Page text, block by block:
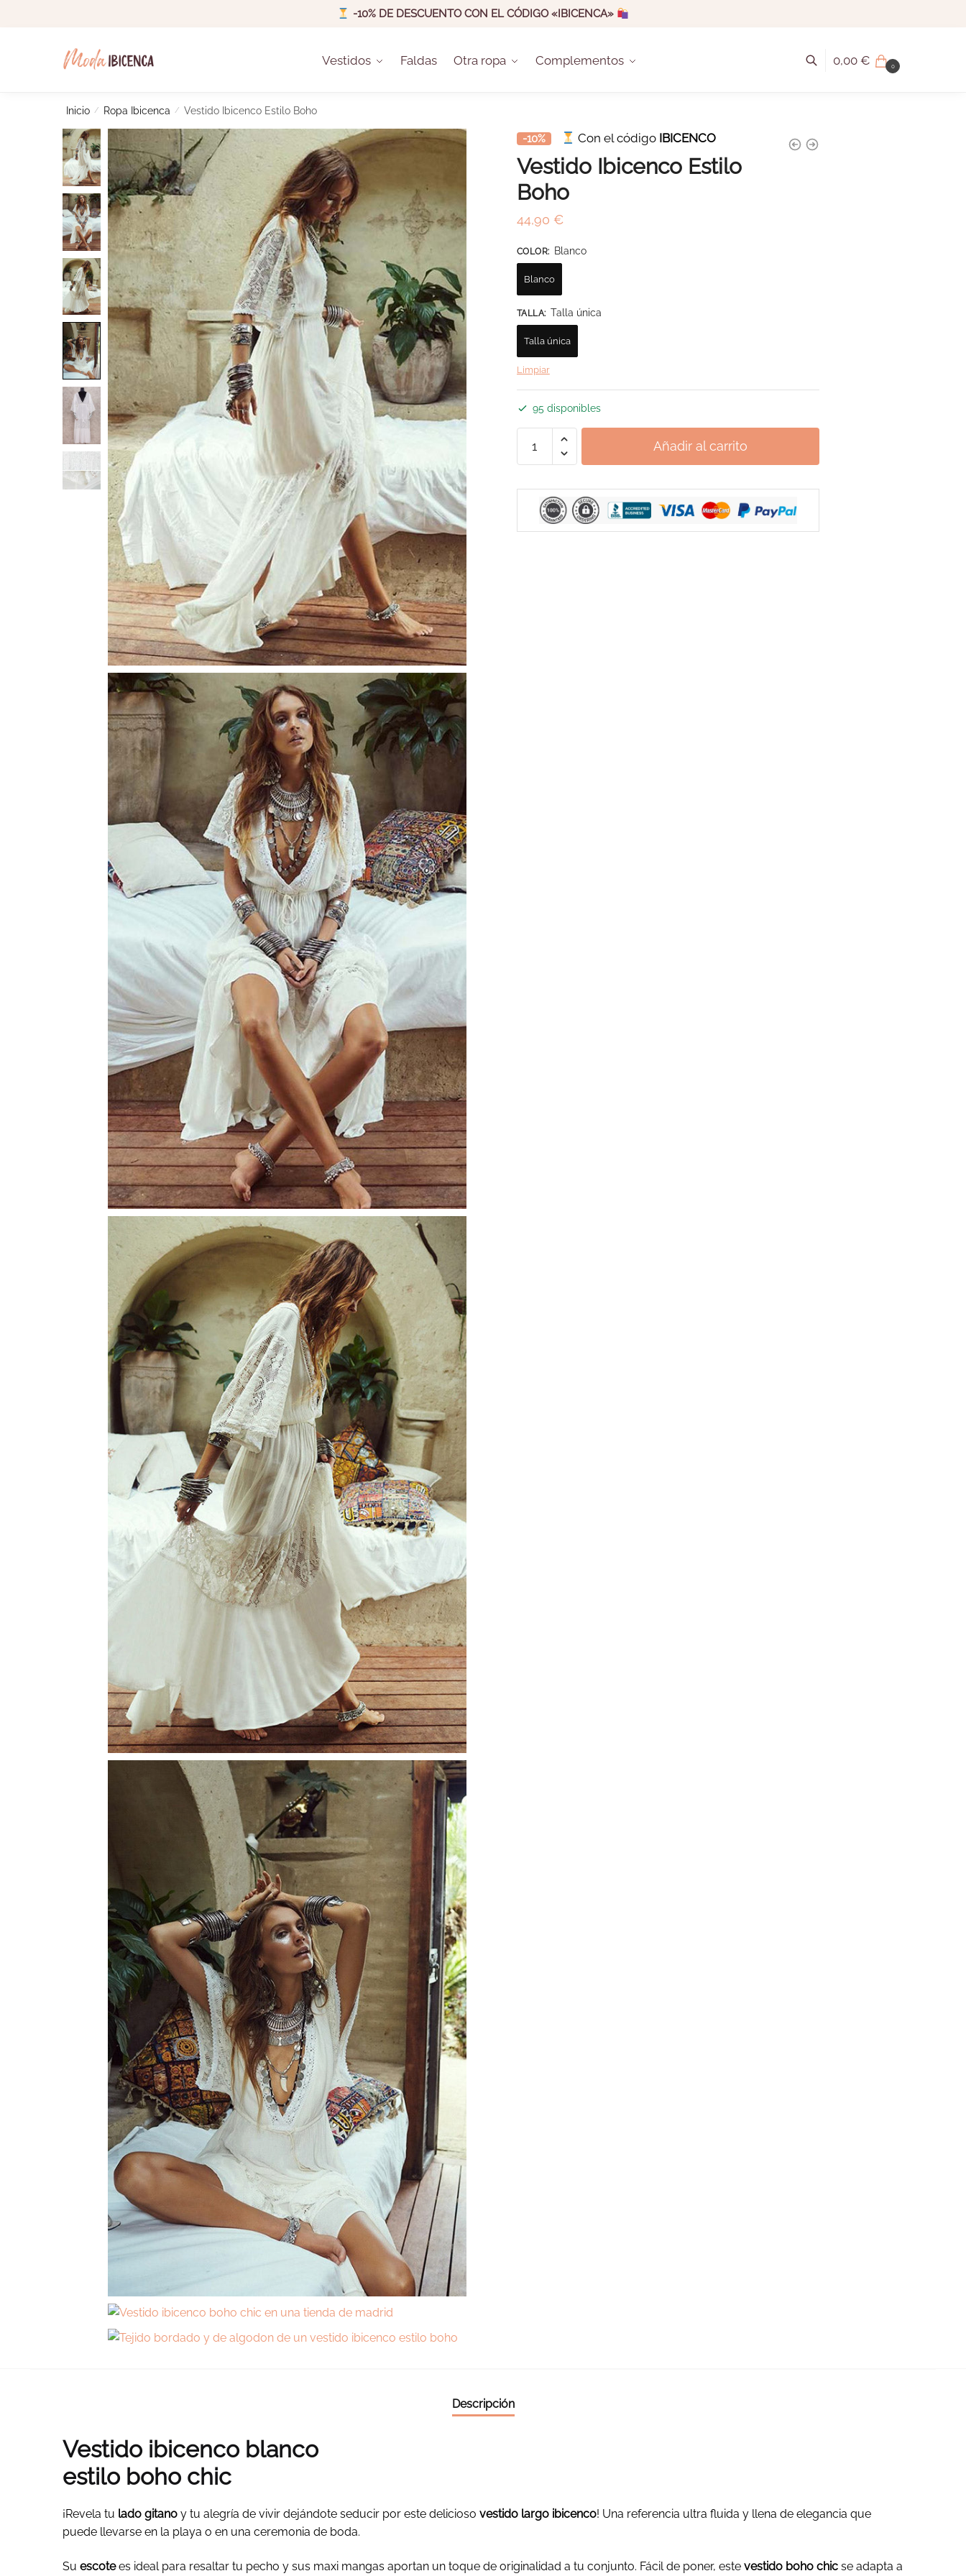
-10% DE DESCUENTO CON EL CÓDIGO «IBICENCA»
Vestidos Faldas Otra ropa Complementos 0,00 € 0
Inicio / Ropa Ibicenca / Vestido Ibicenco Estilo Boho
-10% Con el código IBICENCO
Vestido Ibicenco Estilo
Boho
44,90 €
COLOR: Blanco
Blanco
TALLA: Talla única
Talla única
Limpiar
95 disponibles
Ibicenco
Boho
cantidad
Añadir al carrito
Descripción
Vestido ibicenco blanco
estilo boho chic
¡Revela tu lado gitano y tu alegría de vivir dejándote seducir por este deliciosovestido largo ibicenco! Una referencia ultra fluida y llena de elegancia que
puede llevarse en la playa o en una ceremonia de boda.
Suescotees ideal para resaltar tu pecho y sus maxi mangas aportan un toque de originalidad a tu conjunto. Fácil de poner, estevestido boho chic se adapta a